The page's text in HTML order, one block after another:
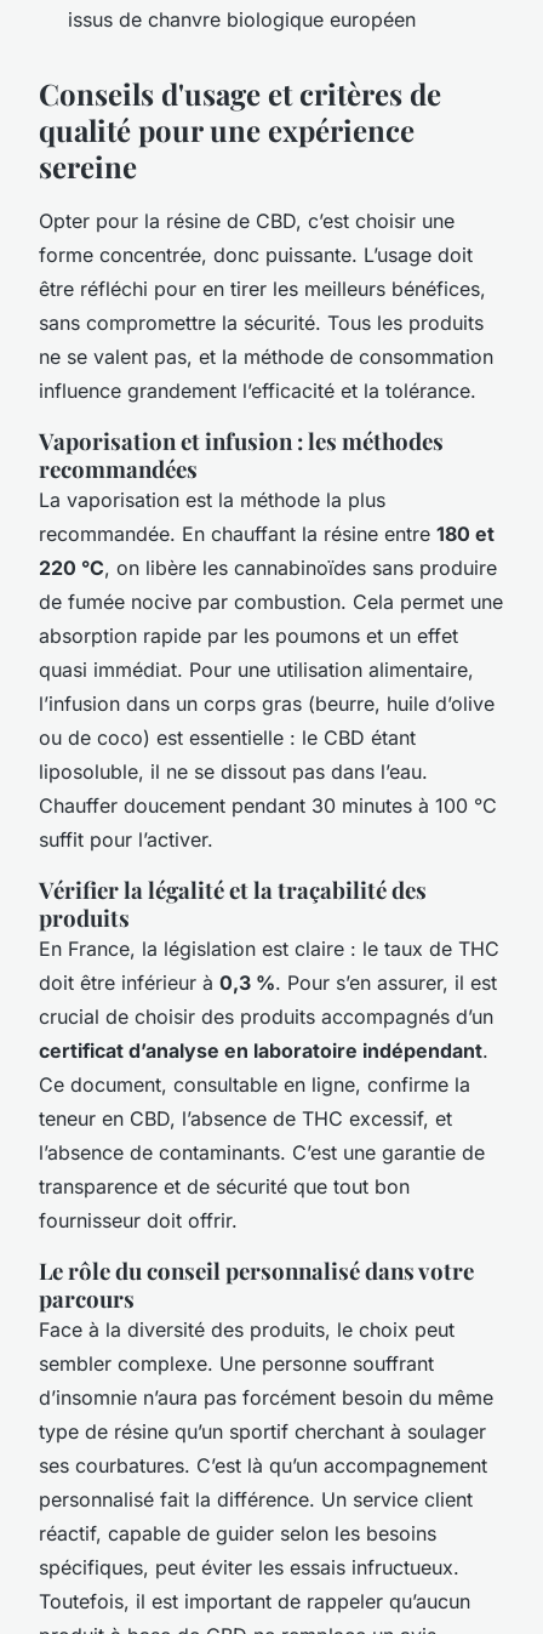
issus de chanvre biologique européen
Conseils d'usage et critères de
qualité pour une expérience
sereine
Opter pour la résine de CBD, c’est choisir une
forme concentrée, donc puissante. L’usage doit
être réfléchi pour en tirer les meilleurs bénéfices,
sans compromettre la sécurité. Tous les produits
ne se valent pas, et la méthode de consommation
influence grandement l’efficacité et la tolérance.
Vaporisation et infusion : les méthodes
recommandées
La vaporisation est la méthode la plus
recommandée. En chauffant la résine entre 180 et
220 °C, on libère les cannabinoïdes sans produire
de fumée nocive par combustion. Cela permet une
absorption rapide par les poumons et un effet
quasi immédiat. Pour une utilisation alimentaire,
l’infusion dans un corps gras (beurre, huile d’olive
ou de coco) est essentielle : le CBD étant
liposoluble, il ne se dissout pas dans l’eau.
Chauffer doucement pendant 30 minutes à 100 °C
suffit pour l’activer.
Vérifier la légalité et la traçabilité des
produits
En France, la législation est claire : le taux de THC
doit être inférieur à 0,3 %. Pour s’en assurer, il est
crucial de choisir des produits accompagnés d’un
certificat d’analyse en laboratoire indépendant.
Ce document, consultable en ligne, confirme la
teneur en CBD, l’absence de THC excessif, et
l’absence de contaminants. C’est une garantie de
transparence et de sécurité que tout bon
fournisseur doit offrir.
Le rôle du conseil personnalisé dans votre
parcours
Face à la diversité des produits, le choix peut
sembler complexe. Une personne souffrant
d’insomnie n’aura pas forcément besoin du même
type de résine qu’un sportif cherchant à soulager
ses courbatures. C’est là qu’un accompagnement
personnalisé fait la différence. Un service client
réactif, capable de guider selon les besoins
spécifiques, peut éviter les essais infructueux.
Toutefois, il est important de rappeler qu’aucun